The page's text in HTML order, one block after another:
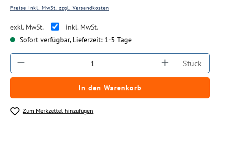
Preise inkl. MwSt. zzgl. Versandkosten
exkl. MwSt.
inkl. MwSt.
Sofort verfügbar, Lieferzeit: 1-5 Tage
Produkt Anzahl: Gib den gewünschten
Stück
In den Warenkorb
Zum Merkzettel hinzufügen